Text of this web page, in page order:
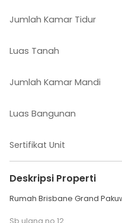
Jumlah Kamar Tidur
Luas Tanah
Jumlah Kamar Mandi
Luas Bangunan
Sertifikat Unit
Deskripsi Properti
Rumah Brisbane Grand
Sb ulang no 12